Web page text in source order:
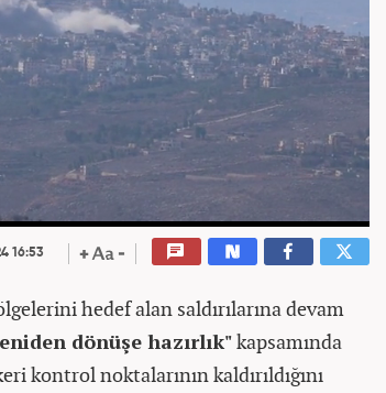
16:53
hedef alan saldırılarına devam
dönüşe hazırlık"kapsamında
kontrol noktalarının kaldırıldığını